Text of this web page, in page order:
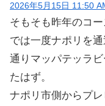
2026年5月15日 11:50
そもそも昨年のコ
では一度ナポリを
通りマッパテッラ
たはず。
ナポリ市側からプ